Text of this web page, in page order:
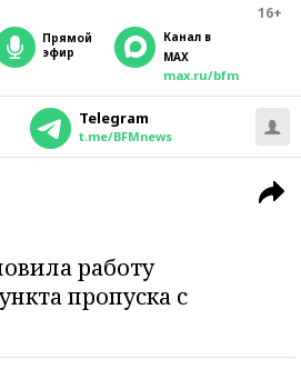
16+
прямой
эфир
Канал в
MAX
max.ru/bfm
Telegram
t.me/BFMnews
работу
пропуска с